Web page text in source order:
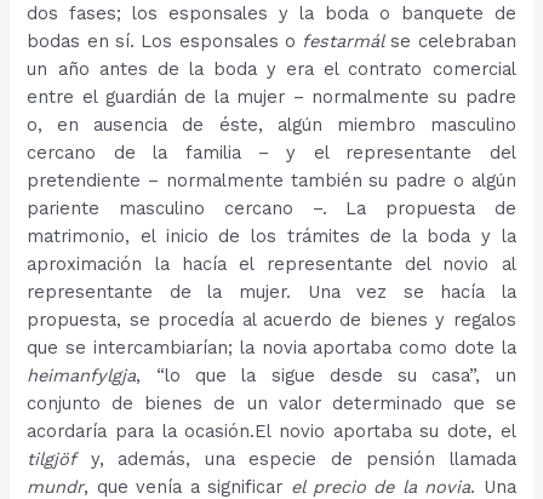
dos fases; los esponsales y la boda o banquete de
bodas en sí. Los esponsales o festarmálse celebraban
un año antes de la boda y era el contrato comercial
entre el guardián de la mujer – normalmente su padre
o, en ausencia de éste, algún miembro masculino
cercano de la familia – y el representante del
pretendiente – normalmente también su padre o algún
pariente masculino cercano –. La propuesta de
matrimonio, el inicio de los trámites de la boda y la
aproximación la hacía el representante del novio al
representante de la mujer. Una vez se hacía la
propuesta, se procedía al acuerdo de bienes y regalos
que se intercambiarían; la novia aportaba como dote la
heimanfylgja, “lo que la sigue desde su casa”, un
conjunto de bienes de un valor determinado que se
acordaría para la ocasión.El novio aportaba su dote, el
tilgjöfy, además, una especie de pensión llamada
mundr, que venía a significar el precio de la novia. Una